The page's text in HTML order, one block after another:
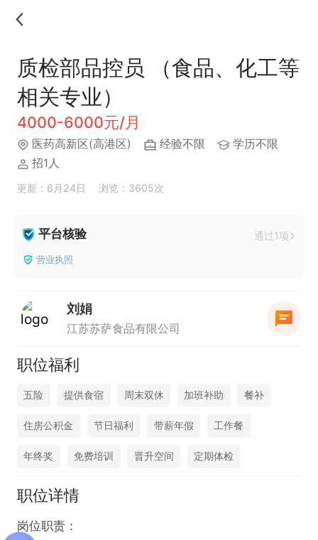
质检部品控员 （食品、化工等
相关专业）
4000-6000元/月
医药高新区(高港区) 经验不限
学历不限
招1人
更新：6月24日 浏览：3605次
平台核验 通过1项
营业执照
刘娟
江苏苏萨食品有限公司
职位福利
五险 提供食宿 周末双休 加班补助 餐补
住房公积金 节日福利 带薪年假 工作餐
年终奖 免费培训 晋升空间 定期体检
职位详情
岗位职责：